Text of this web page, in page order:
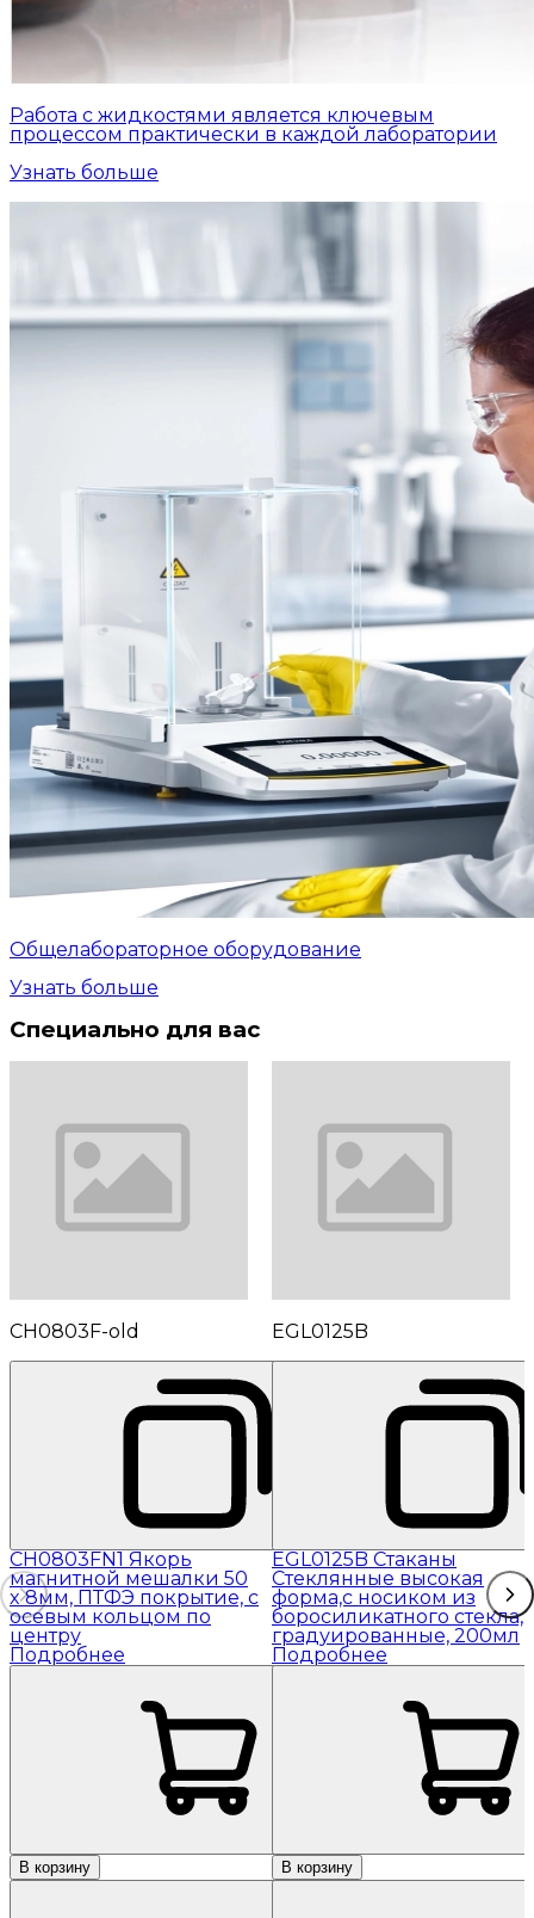
Работа с жидкостями является ключевым
процессом практически в каждой лаборатории
Узнать больше
Общелабораторное оборудование
Узнать больше
Специально для вас
CH0803F-old
CH0803FN1 Якорь
магнитной мешалки 50
x 8мм, ПТФЭ покрытие, с
осевым кольцом по
центру
Подробнее
В корзину
EGL0125B
EGL0125B Стаканы
Стеклянные высокая
форма,с носиком из
боросиликатного стекла,
градуированные, 200мл
Подробнее
В корзину